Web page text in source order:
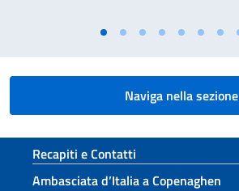
Naviga nella sezione
Sezione footer
Recapiti e Contatti
Ambasciata d’Italia a Copenaghen